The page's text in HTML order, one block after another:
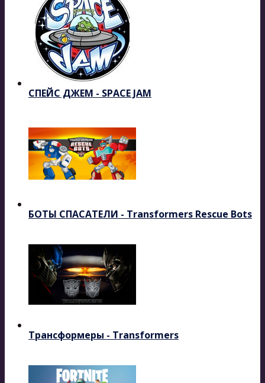
СПЕЙС ДЖЕМ - SPACE JAM
БОТЫ СПАСАТЕЛИ - Transformers Rescue Bots
Трансформеры - Transformers